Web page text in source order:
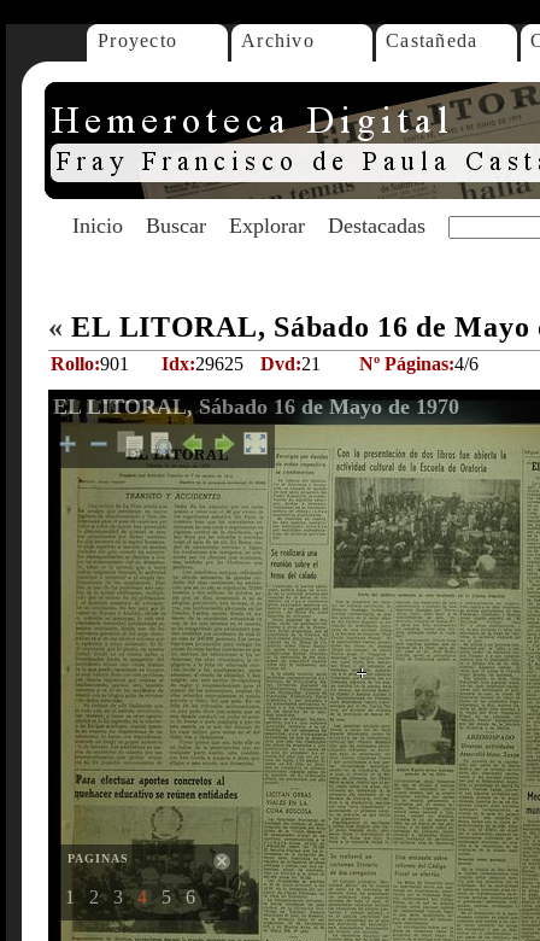
Proyecto Archivo Castañeda
Inicio Buscar Explorar Destacadas
« EL LITORAL, Sábado 16 de Mayo
Rollo:901 Idx:29625 Dvd:21 Nº Páginas:4/6
EL LITORAL, Sábado 16 de Mayo de 1970
PAGINAS
1 2 3 4 5 6